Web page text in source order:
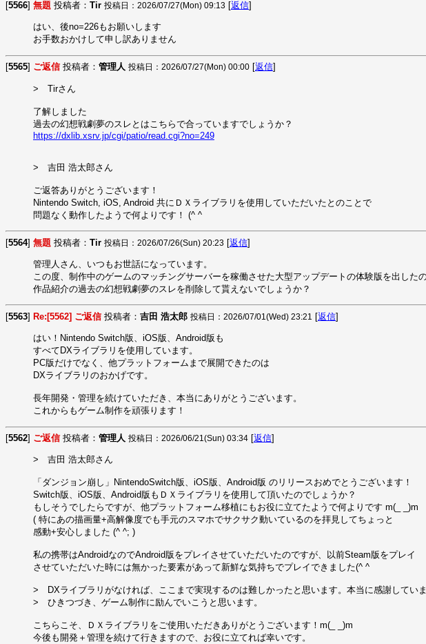
[5566] 無題 投稿者： Tir 投稿日：2026/07/27(Mon) 09:13 [返信]
はい、後no=226もお願いします
お手数おかけして申し訳ありません
[5565] ご返信 投稿者： 管理人 投稿日：2026/07/27(Mon) 00:00 [返信]
>　Tirさん
了解しました
https://dxlib.xsrv.jp/cgi/patio/read.cgi?no=249
>　吉田 浩太郎さん
ご返答ありがとうございます！
Nintendo Switch, iOS, Android 共にＤＸライブラリを使用していただいたとのことで
問題なく動作したようで何よりです！ (^ ^
[5564] 無題 投稿者： Tir 投稿日：2026/07/26(Sun) 20:23 [返信]
管理人さん、いつもお世話になっています。
この度、制作中のゲームのマッチングサーバーを稼働させた大型アップデートの体験版を出した
作品紹介の過去の幻想戦劇夢のスレを削除して貰えないでしょうか？
[5563] Re:[5562] ご返信 投稿者： 吉田 浩太郎 投稿日：2026/07/01(Wed) 23:21 [返信]
はい！Nintendo Switch版、iOS版、Android版も
すべてDXライブラリを使用しています。
PC版だけでなく、他プラットフォームまで展開できたのは
DXライブラリのおかげです。
長年開発・管理を続けていただき、本当にありがとうございます。
これからもゲーム制作を頑張ります！
[5562] ご返信 投稿者： 管理人 投稿日：2026/06/21(Sun) 03:34 [返信]
>　吉田 浩太郎さん
「ダンジョン崩し」NintendoSwitch版、iOS版、Android版 のリリースおめでとうございます！
Switch版、iOS版、Android版もＤＸライブラリを使用して頂いたのでしょうか？
もしそうでしたらですが、他プラットフォーム移植にもお役に立てたようで何よりです m(_ _)m
( 特にあの描画量+高解像度でも手元のスマホでサクサク動いているのを拝見してちょっと
感動+安心しました (^ ^; )
私の携帯はAndroidなのでAndroid版をプレイさせていただいたのですが、以前Steam版をプレイ
させていただいた時には無かった要素があって新鮮な気持ちでプレイできました(^ ^
>　DXライブラリがなければ、ここまで実現するのは難しかったと思います。本当に感謝していま
>　ひきつづき、ゲーム制作に励んでいこうと思います。
こちらこそ、ＤＸライブラリをご使用いただきありがとうございます！m(_ _)m
今後も開発＋管理を続けて行きますので、お役に立てれば幸いです。